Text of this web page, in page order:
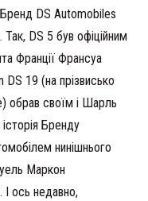
DS Automobiles
DS 5 був офіційним
Франції Франсуа
19 (на прізвисько
обрав своїм і Шарль
Бренду
нинішнього
Маркон
І ось недавно,